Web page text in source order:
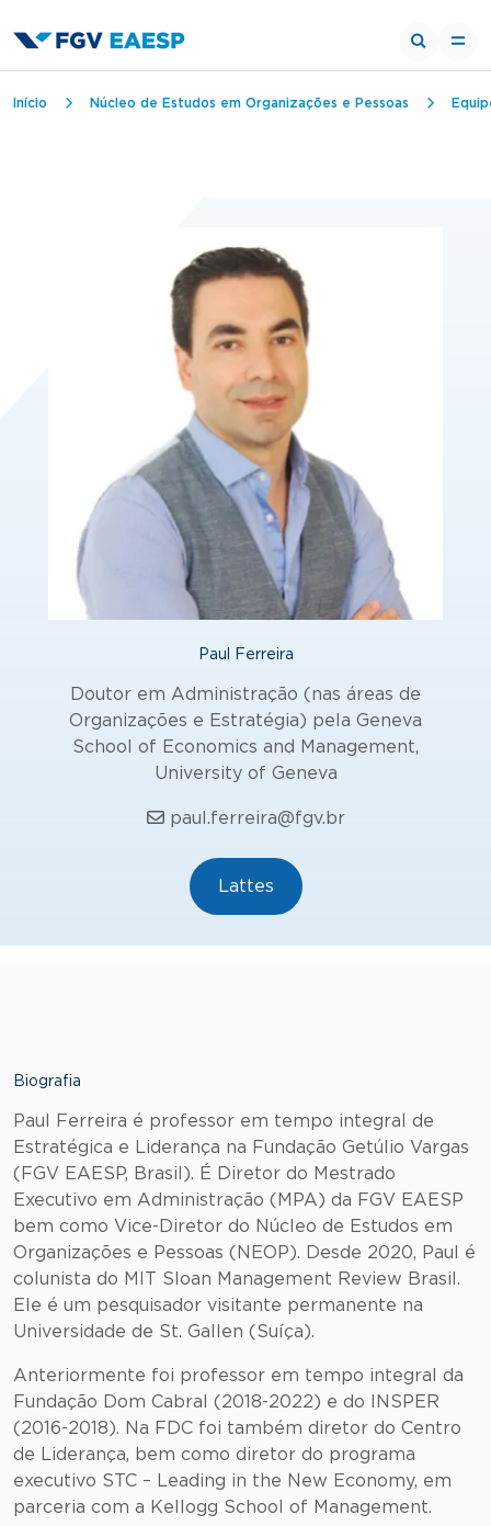
Trilha de navegação
Início Núcleo de Estudos em Organizações e Pessoas
Paul Ferreira
Doutor em Administração (nas áreas de
Organizações e Estratégia) pela Geneva
School of Economics and Management,
University of Geneva
paul.ferreira@fgv.br
Lattes
Biografia
Paul Ferreira é professor em tempo integral de
Estratégica e Liderança na Fundação Getúlio Vargas
(FGV EAESP, Brasil). É Diretor do Mestrado
Executivo em Administração (MPA) da FGV EAESP
bem como Vice-Diretor do Núcleo de Estudos em
Organizações e Pessoas (NEOP). Desde 2020, Paul é
colunista do MIT Sloan Management Review Brasil.
Ele é um pesquisador visitante permanente na
Universidade de St. Gallen (Suíça).
Anteriormente foi professor em tempo integral da
Fundação Dom Cabral (2018-2022) e do INSPER
(2016-2018). Na FDC foi também diretor do Centro
de Liderança, bem como diretor do programa
executivo STC – Leading in the New Economy, em
parceria com a Kellogg School of Management.